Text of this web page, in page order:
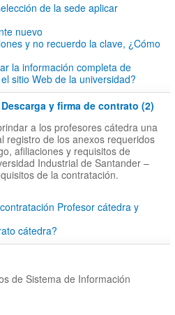
de la sede aplicar
nuevo
y no recuerdo la clave, ¿Cómo
la información completa de
sitio Web de la universidad?
y firma de contrato (2)
a los profesores cátedra una
registro de los anexos requeridos
afiliaciones y requisitos de
Industrial de Santander –
de la contratación.
Profesor cátedra y
cátedra?
de Sistema de Información